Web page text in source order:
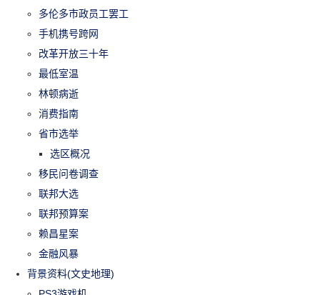
多伦多市政员工罢工
手机携号跨网
改革开放三十年
最低室温
林顿病逝
消费指南
省市选举
选区概况
移民问卷调查
联邦大选
联邦预算案
赖昌星案
金融风暴
背景资料(文史地理)